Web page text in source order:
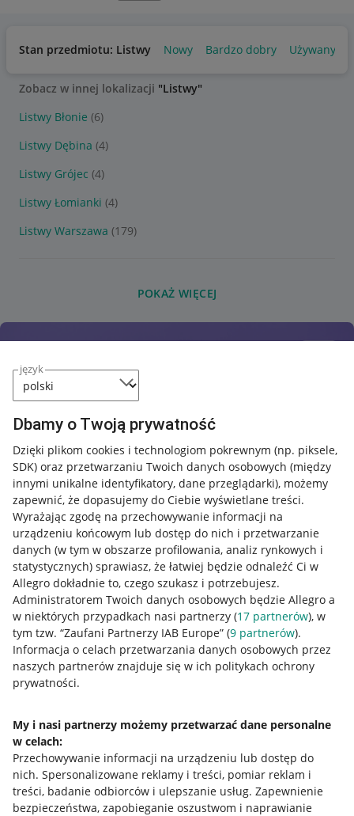
język
Dbamy o Twoją prywatność
Dzięki plikom cookies i technologiom pokrewnym (np. piksele,
SDK) oraz przetwarzaniu Twoich danych osobowych (między
innymi unikalne identyfikatory, dane przeglądarki), możemy
zapewnić, że dopasujemy do Ciebie wyświetlane treści.
Wyrażając zgodę na przechowywanie informacji na
urządzeniu końcowym lub dostęp do nich i przetwarzanie
danych (w tym w obszarze profilowania, analiz rynkowych i
statystycznych) sprawiasz, że łatwiej będzie odnaleźć Ci w
Allegro dokładnie to, czego szukasz i potrzebujesz.
Administratorem Twoich danych osobowych będzie Allegro a
w niektórych przypadkach nasi partnerzy (17 partnerów), w
tym tzw. “Zaufani Partnerzy IAB Europe” (9 partnerów).
Informacja o celach przetwarzania danych osobowych przez
naszych partnerów znajduje się w ich politykach ochrony
prywatności.
My i nasi partnerzy możemy przetwarzać dane personalne
w celach:
Przechowywanie informacji na urządzeniu lub dostęp do
nich. Spersonalizowane reklamy i treści, pomiar reklam i
treści, badanie odbiorców i ulepszanie usług. Zapewnienie
bezpieczeństwa, zapobieganie oszustwom i naprawianie
Stan przedmiotu: Listwy Nowy Bardzo dobry Używany
Zobacz w innej lokalizacji "Listwy"
Listwy Błonie (6)
Listwy Dębina (4)
Listwy Grójec (4)
Listwy Łomianki (4)
Listwy Warszawa (179)
POKAŻ WIĘCEJ
Przydatne informacje
Jak to działa
Allegro Gadane dla sprzedających
Allegro Gadane dla kupujących
Mapa miejscowości